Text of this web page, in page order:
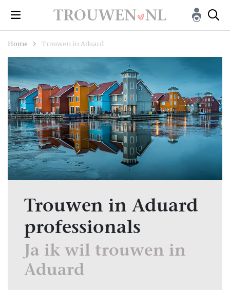
Home Trouwen in Aduard
Trouwen in Aduard
professionals
Ja ik wil trouwen in
Aduard